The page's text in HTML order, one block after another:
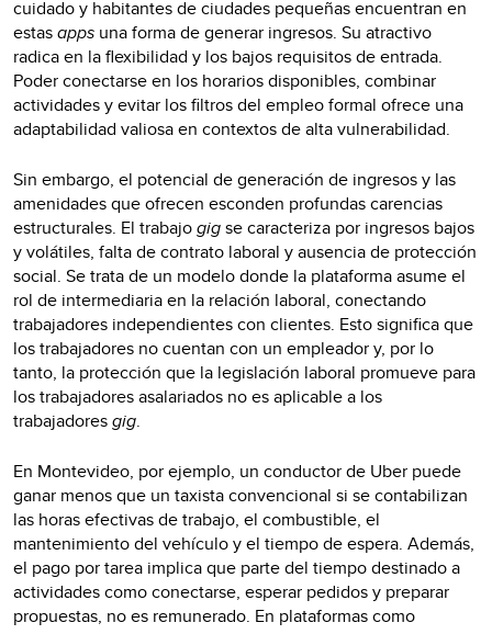
cuidado y habitantes de ciudades pequeñas encuentran en
estasapps una forma de generar ingresos. Su atractivo
radica en la flexibilidad y los bajos requisitos de entrada.
Poder conectarse en los horarios disponibles, combinar
actividades y evitar los filtros del empleo formal ofrece una
adaptabilidad valiosa en contextos de alta vulnerabilidad.
Sin embargo, el potencial de generación de ingresos y las
amenidades que ofrecen esconden profundas carencias
estructurales. El trabajogigse caracteriza por ingresos bajos
y volátiles, falta de contrato laboral y ausencia de protección
social. Se trata de un modelo donde la plataforma asume el
rol de intermediaria en la relación laboral, conectando
trabajadores independientes con clientes. Esto significa que
los trabajadores no cuentan con un empleador y, por lo
tanto, la protección que la legislación laboral promueve para
los trabajadores asalariados no es aplicable a los
trabajadoresgig.
En Montevideo, por ejemplo, un conductor de Uber puede
ganar menos que un taxista convencional si se contabilizan
las horas efectivas de trabajo, el combustible, el
mantenimiento del vehículo y el tiempo de espera. Además,
el pago por tarea implica que parte del tiempo destinado a
actividades como conectarse, esperar pedidos y preparar
propuestas, no es remunerado. En plataformas como